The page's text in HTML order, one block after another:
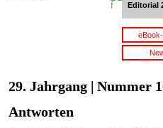
Editorial
29. Jahrgang | Nummer
Antworten